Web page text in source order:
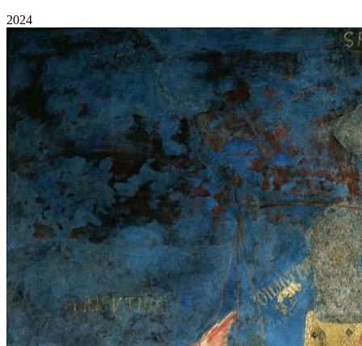
2024